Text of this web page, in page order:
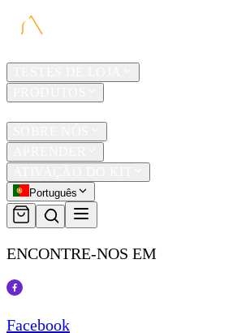
Português
ENCONTRE-NOS EM
Facebook